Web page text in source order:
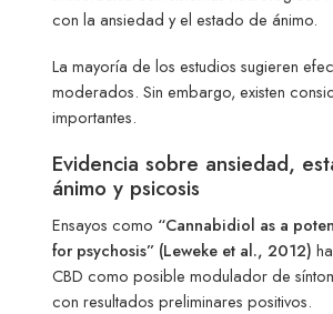
con la ansiedad y el estado de ánimo.
La mayoría de los estudios sugieren
moderados. Sin embargo, existen
importantes.
Evidencia sobre ansiedad,
ánimo y psicosis
Ensayos como “Cannabidiol as a
for psychosis” (Leweke et al., 2012)
CBD como posible modulador de
con resultados preliminares positivos.